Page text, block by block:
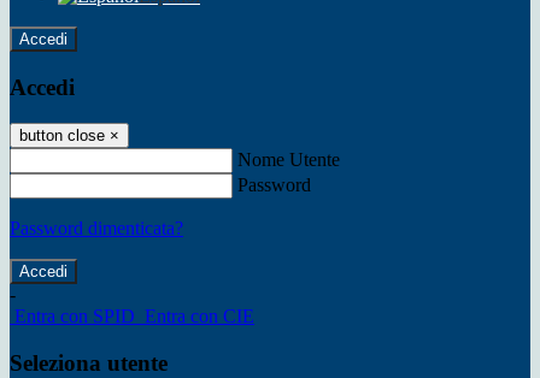
Accedi
Accedi
button close ×
Nome Utente
Password
Password dimenticata?
-
Entra con SPID Entra con CIE
Seleziona utente